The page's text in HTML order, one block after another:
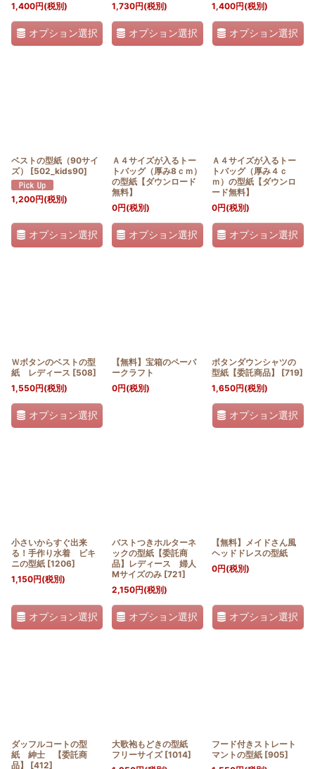
1,400円(税別)
オプション選択
1,730円(税別)
オプション選択
1,400円(税別)
オプション選択
ベストの型紙（90サイ
ズ）
[502_kids90]
1,200円(税別)
オプション選択
Ａ４サイズが入るトー
トバッグ（厚み8ｃｍ）
の型紙【ダウンロード
無料】
0円(税別)
オプション選択
Ａ４サイズが入るトー
トバッグ（厚み４ｃ
ｍ）の型紙【ダウンロ
ード無料】
0円(税別)
オプション選択
Ｗボタンのベストの型
紙 レディース [508]
1,550円(税別)
オプション選択
【無料】宝箱のペーパ
ークラフト
0円(税別)
ボタンダウンシャツの
型紙【委託商品】
[719]
1,650円(税別)
オプション選択
小さいからすぐ出来
る！手作り水着 ビキ
ニの型紙 [1206]
1,150円(税別)
オプション選択
バストつきホルターネ
ックの型紙【委託商
品】レディース 婦人
Mサイズのみ [721]
2,150円(税別)
オプション選択
【無料】メイドさん風
ヘッドドレスの型紙
0円(税別)
オプション選択
ダッフルコートの型
紙 紳士 【委託商
品】
[412]
大歌袍もどきの型紙
フリーサイズ [1014]
フード付きストレート
マントの型紙 [905]